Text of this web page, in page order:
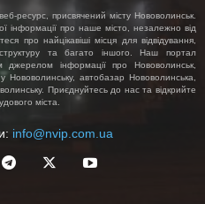
ресурс, присвячений місту Нововолинськ.
інформації про наше місто, незалежно від
про найцікавіші місця для відвідування,
та багато іншого. Наш портал
інформації про Нововолинськ,
Нововолинську, автобазар Нововолинська,
Приєднуйтесь до нас та відкрийте
міста.
info@nvip.com.ua